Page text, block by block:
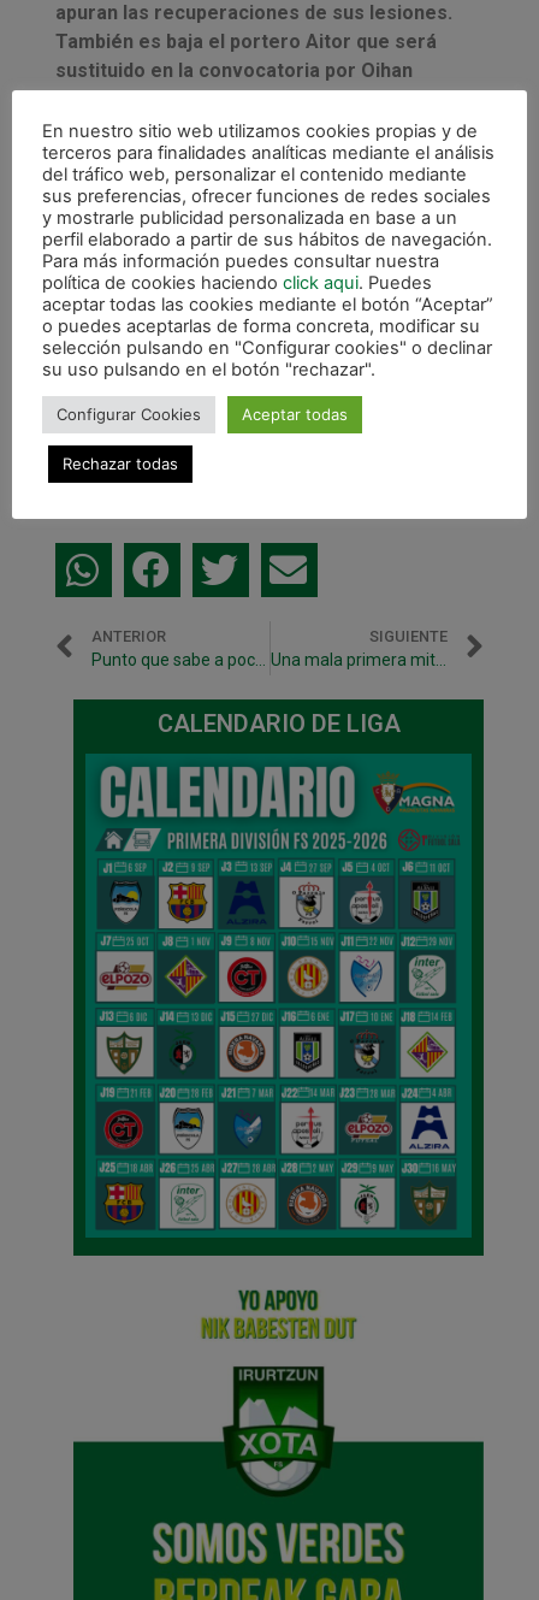
apuran las recuperaciones de sus lesiones.
También es baja el portero Aitor que será
sustituido en la convocatoria por Oihan
molestias en el adductor de su pierna derecha
aunque viajará con el equipo. Ion Cerviño se
incorpora a la expedición verde.
Osasuna Magna voverá a jugar el viernes 23
(21 h) recibiendo en Anaitasuna a Burela
Pescados Rubén.
COMPETICIÓN: LIGA REGULAR – 5ª JORNADA
FECHA: MARTES 20 DE OCTUBRE DE 2020 – 21
HORA – LALIGA TV
LUGAR: CENTRO DEPORTIVO AMATE –
SEVILLA
ANTERIOR
Punto que sabe a poco ante Jaén Paraiso Interior (2-2)
SIGUIENTE
Una mala primera mitad impide a Osasuna Magna puntuar en Sevilla (4-3)
CALENDARIO DE LIGA
En nuestro sitio web utilizamos cookies propias y de
terceros para finalidades analíticas mediante el análisis
del tráfico web, personalizar el contenido mediante
sus preferencias, ofrecer funciones de redes sociales
y mostrarle publicidad personalizada en base a un
perfil elaborado a partir de sus hábitos de navegación.
Para más información puedes consultar nuestra
política de cookies haciendo click aqui. Puedes
aceptar todas las cookies mediante el botón “Aceptar”
o puedes aceptarlas de forma concreta, modificar su
selección pulsando en "Configurar cookies" o declinar
su uso pulsando en el botón "rechazar".
Configurar Cookies Aceptar todas
Rechazar todas